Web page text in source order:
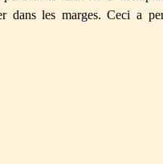
dans les marges. Ceci a